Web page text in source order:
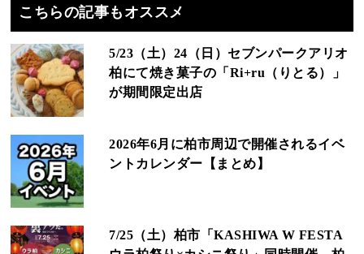
こちらの記事もオススメ
5/23（土）24（日）セブンパークアリオ
柏にて焼き菓子の「Ri+ru（りとる）」
が期間限定出店
2026年6月に柏市周辺で開催されるイベ
ントカレンダー【まとめ】
7/25（土）柏市「KASHIWA W FESTA